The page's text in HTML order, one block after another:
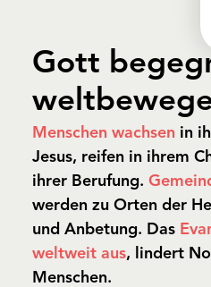
Gott
Menschen wachsen in
Jesus, reifen in ihrem
ihrer Berufung.
werden zu Orten der
und Anbetung. Das
weltweit aus, lindert
Menschen.